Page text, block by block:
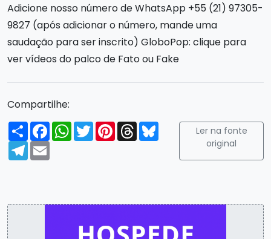
Adicione nosso número de WhatsApp +55 (21) 97305-
9827 (após adicionar o número, mande uma
saudação para ser inscrito) GloboPop: clique para
ver vídeos do palco de Fato ou Fake
Compartilhe:
Compartilhar
FacebookWhatsApp
TwitterPinterest
ThreadsBluesky
Telegram
Email
Ler na fonte
original